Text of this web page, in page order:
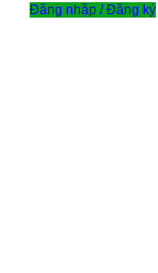
Đăng nhập / Đăng ký